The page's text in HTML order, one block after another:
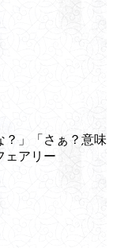
？」「さぁ？意味
アリー